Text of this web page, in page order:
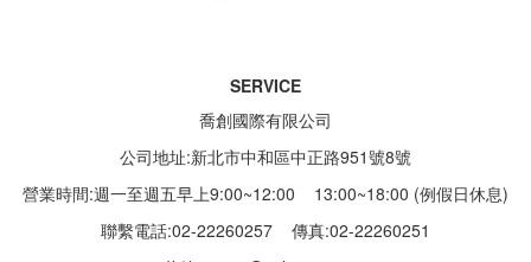
SERVICE
喬創國際有限公司
公司地址:新北市中和區中正路951號8號
營業時間:週一至週五早上9:00~12:00 13:00~18:00 (例假日休息)
聯繫電話:02-22260257 傳真:02-22260251